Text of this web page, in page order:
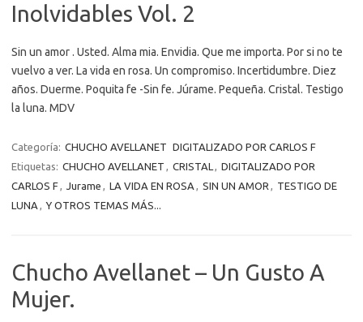
Inolvidables Vol. 2
Sin un amor . Usted. Alma mia. Envidia. Que me importa. Por si no te
vuelvo a ver. La vida en rosa. Un compromiso. Incertidumbre. Diez
años. Duerme. Poquita fe -Sin fe. Júrame. Pequeña. Cristal. Testigo
la luna. MDV
Categoría: CHUCHO AVELLANET DIGITALIZADO POR CARLOS F
Etiquetas: CHUCHO AVELLANET , CRISTAL , DIGITALIZADO POR
CARLOS F, Jurame , LA VIDA EN ROSA , SIN UN AMOR , TESTIGO DE
LUNA , Y OTROS TEMAS MÁS...
Chucho Avellanet – Un Gusto A
Mujer.